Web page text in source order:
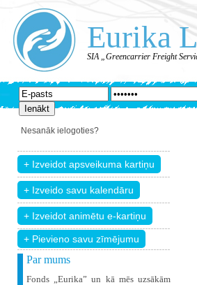
Eurika
SIA „Greencarrier Freight
Nesanāk ielogoties?
+ Pievieno savu zīmējumu
Par mums
Fonds „Eurika” un kā mēs uzsākām